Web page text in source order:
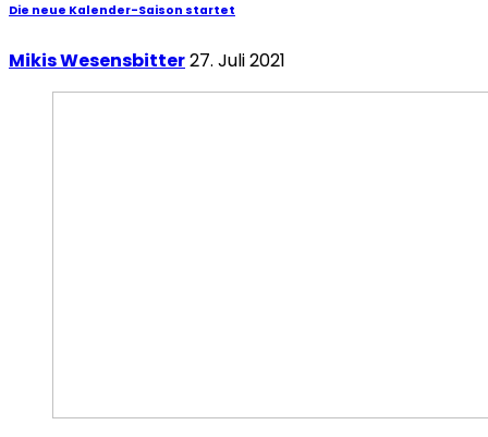
Die neue Kalender-Saison startet
Mikis Wesensbitter27. Juli 2021